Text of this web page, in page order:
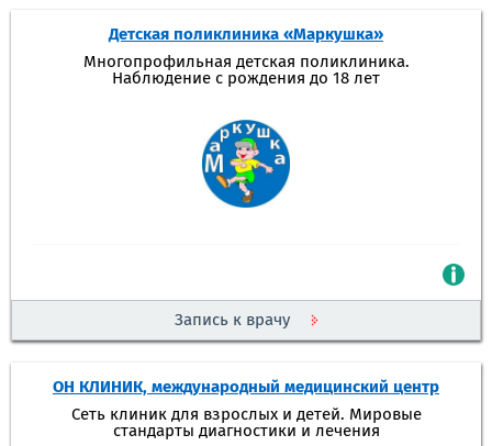
Детская поликлиника «Маркушка»
Многопрофильная детская поликлиника.
Наблюдение с рождения до 18 лет
Запись к врачу
ОН КЛИНИК, международный медицинский центр
Сеть клиник для взрослых и детей. Мировые
стандарты диагностики и лечения